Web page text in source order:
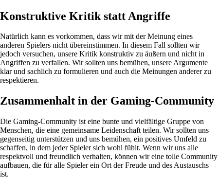
Konstruktive Kritik statt Angriffe
Natürlich kann es vorkommen, dass wir mit der Meinung eines
anderen Spielers nicht übereinstimmen. In diesem Fall sollten wir
jedoch versuchen, unsere Kritik konstruktiv zu äußern und nicht in
Angriffen zu verfallen. Wir sollten uns bemühen, unsere Argumente
klar und sachlich zu formulieren und auch die Meinungen anderer zu
respektieren.
Zusammenhalt in der Gaming-Community
Die Gaming-Community ist eine bunte und vielfältige Gruppe von
Menschen, die eine gemeinsame Leidenschaft teilen. Wir sollten uns
gegenseitig unterstützen und uns bemühen, ein positives Umfeld zu
schaffen, in dem jeder Spieler sich wohl fühlt. Wenn wir uns alle
respektvoll und freundlich verhalten, können wir eine tolle Community
aufbauen, die für alle Spieler ein Ort der Freude und des Austauschs
ist.